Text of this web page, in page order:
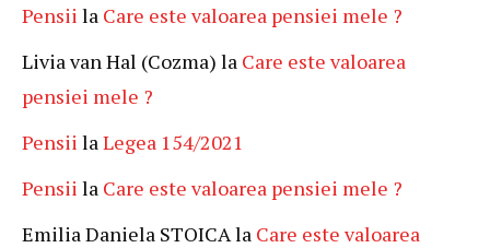
Pensii la Care este valoarea pensiei mele ?
Livia van Hal (Cozma) la Care este valoarea
pensiei mele ?
Pensii la Legea 154/2021
Pensii la Care este valoarea pensiei mele ?
Emilia Daniela STOICA la Care este valoarea